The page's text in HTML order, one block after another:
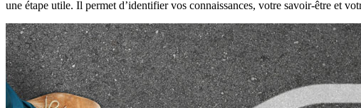
une étape utile. Il permet d’identifier vos connaissances, votre savoir-être et